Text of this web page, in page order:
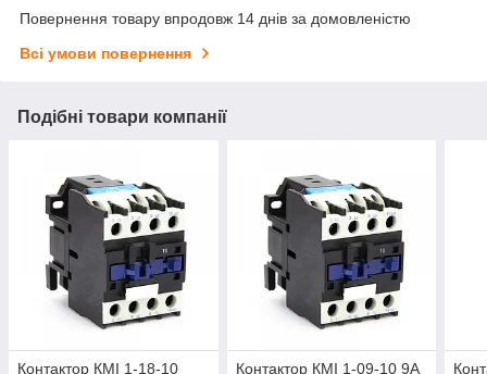
Повернення товару впродовж 14 днів за домовленістю
Всі умови повернення
Подібні товари компанії
Контактор КМІ 1-18-10
Контактор КМІ 1-09-10 9А